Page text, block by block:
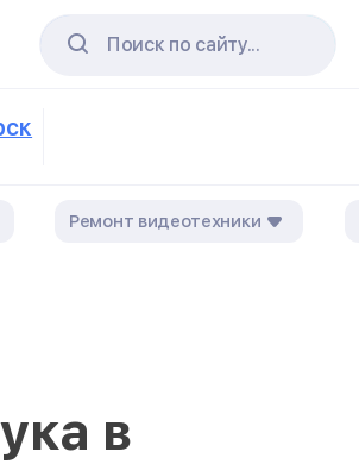
Поиск по сайту...
Ремонт видеотехники
в